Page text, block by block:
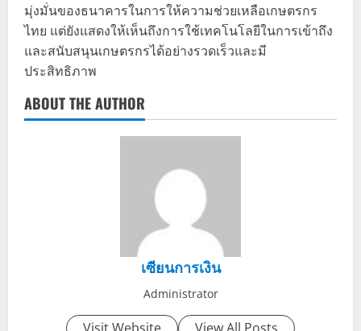
มุ่งมั่นของธนาคารในการให้ความช่วยเหลือเกษตรกร
ไทย แต่ยังแสดงให้เห็นถึงการใช้เทคโนโลยีในการเข้าถึง
และสนับสนุนเกษตรกรได้อย่างรวดเร็วและมี
ประสิทธิภาพ
ABOUT THE AUTHOR
เซียนการเงิน
Administrator